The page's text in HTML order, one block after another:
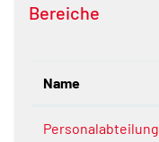
Bereiche
Name
Personalabteilung